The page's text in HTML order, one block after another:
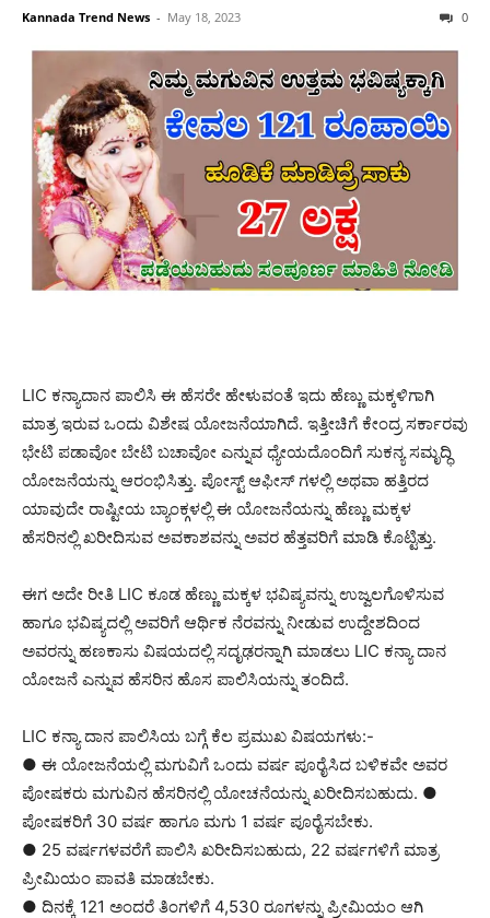
Kannada Trend News - May 18, 2023 0
LIC ಕನ್ಯಾದಾನ ಪಾಲಿಸಿ ಈ ಹೆಸರೇ ಹೇಳುವಂತೆ ಇದು ಹೆಣ್ಣು ಮಕ್ಕಳಿಗಾಗಿ
ಮಾತ್ರ ಇರುವ ಒಂದು ವಿಶೇಷ ಯೋಜನೆಯಾಗಿದೆ. ಇತ್ತೀಚಿಗೆ ಕೇಂದ್ರ ಸರ್ಕಾರವು
ಭೇಟಿ ಪಡಾವೋ ಬೇಟಿ ಬಚಾವೋ ಎನ್ನುವ ಧ್ಯೇಯದೊಂದಿಗೆ ಸುಕನ್ಯ ಸಮೃದ್ಧಿ
ಯೋಜನೆಯನ್ನು ಆರಂಭಿಸಿತ್ತು. ಪೋಸ್ಟ್ ಆಫೀಸ್ ಗಳಲ್ಲಿ ಅಥವಾ ಹತ್ತಿರದ
ಯಾವುದೇ ರಾಷ್ಟೀಯ ಬ್ಯಾಂಕ್ಗಳಲ್ಲಿ ಈ ಯೋಜನೆಯನ್ನು ಹೆಣ್ಣು ಮಕ್ಕಳ
ಹೆಸರಿನಲ್ಲಿ ಖರೀದಿಸುವ ಅವಕಾಶವನ್ನು ಅವರ ಹೆತ್ತವರಿಗೆ ಮಾಡಿ ಕೊಟ್ಟಿತ್ತು.
ಈಗ ಅದೇ ರೀತಿ LIC ಕೂಡ ಹೆಣ್ಣು ಮಕ್ಕಳ ಭವಿಷ್ಯವನ್ನು ಉಜ್ವಲಗೊಳಿಸುವ
ಹಾಗೂ ಭವಿಷ್ಯದಲ್ಲಿ ಅವರಿಗೆ ಆರ್ಥಿಕ ನೆರವನ್ನು ನೀಡುವ ಉದ್ದೇಶದಿಂದ
ಅವರನ್ನು ಹಣಕಾಸು ವಿಷಯದಲ್ಲಿ ಸದೃಢರನ್ನಾಗಿ ಮಾಡಲು LIC ಕನ್ಯಾ ದಾನ
ಯೋಜನೆ ಎನ್ನುವ ಹೆಸರಿನ ಹೊಸ ಪಾಲಿಸಿಯನ್ನು ತಂದಿದೆ.
LIC ಕನ್ಯಾ ದಾನ ಪಾಲಿಸಿಯ ಬಗ್ಗೆ ಕೆಲ ಪ್ರಮುಖ ವಿಷಯಗಳು:-
● ಈ ಯೋಜನೆಯಲ್ಲಿ ಮಗುವಿಗೆ ಒಂದು ವರ್ಷ ಪೂರೈಸಿದ ಬಳಿಕವೇ ಅವರ
ಪೋಷಕರು ಮಗುವಿನ ಹೆಸರಿನಲ್ಲಿ ಯೋಚನೆಯನ್ನು ಖರೀದಿಸಬಹುದು. ●
ಪೋಷಕರಿಗೆ 30 ವರ್ಷ ಹಾಗೂ ಮಗು 1 ವರ್ಷ ಪೂರೈಸಬೇಕು.
● 25 ವರ್ಷಗಳವರೆಗೆ ಪಾಲಿಸಿ ಖರೀದಿಸಬಹುದು, 22 ವರ್ಷಗಳಿಗೆ ಮಾತ್ರ
ಪ್ರೀಮಿಯಂ ಪಾವತಿ ಮಾಡಬೇಕು.
● ದಿನಕ್ಕೆ 121 ಅಂದರೆ ತಿಂಗಳಿಗೆ 4,530 ರೂಗಳನ್ನು ಪ್ರೀಮಿಯಂ ಆಗಿ